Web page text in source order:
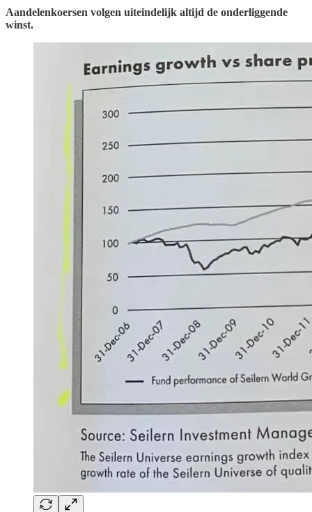
Aandelenkoersen volgen uiteindelijk altijd de onderliggende
winst.